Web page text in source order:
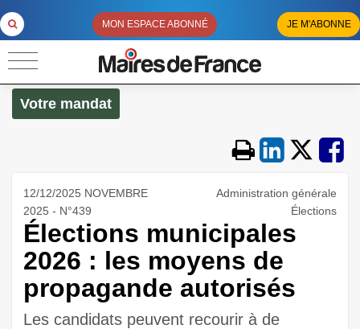
MON ESPACE ABONNÉ JE M'ABONNE
Votre mandat
12/12/2025 NOVEMBRE
2025 - N°439
Administration générale
Élections
Élections municipales
2026 : les moyens de
propagande autorisés
Les candidats peuvent recourir à de